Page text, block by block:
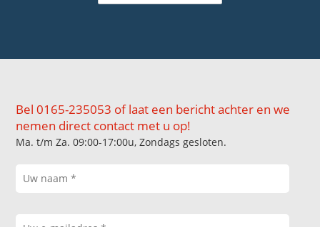
Bel 0165-235053 of laat een bericht achter en we
nemen direct contact met u op!
Ma. t/m Za. 09:00-17:00u, Zondags gesloten.